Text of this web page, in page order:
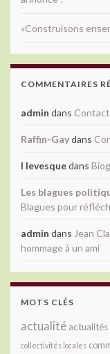
«Construisons
COMMENTAIRES
admin dans Contact
Raffin-Gaydans
l levesquedans
Les blagues
Blagues pour
admin dans Jean
hommage à un ami
MOTS CLÉS
actualité actualités
collectivités locales